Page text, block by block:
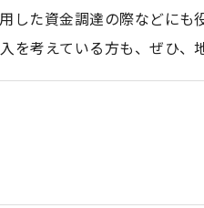
した資金調達の際などに
を考えている方も、ぜひ、